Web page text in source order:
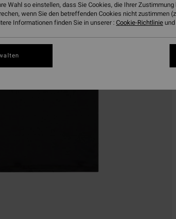
Wahl so einstellen, dass Sie Cookies, die Ihrer
wenn Sie den betreffenden Cookies nicht zustimmen
Informationen finden Sie in unserer :Cookie-Richtlinie und